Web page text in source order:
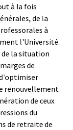
à la fois
de la
à
l'Université.
la situation
de
renouvellement
de ceux
du
de retraite de